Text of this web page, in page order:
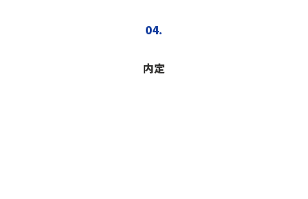
04.
内定